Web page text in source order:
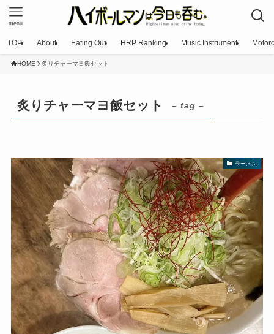
menu
TOP About Eating Out HRP Ranking Music Instrument
HOME 炙りチャーマヨ飯セット
炙りチャーマヨ飯セット – tag –
ラーメン